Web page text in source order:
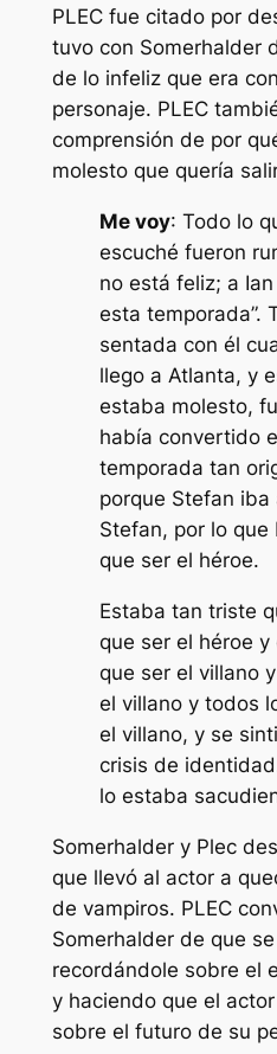
PLEC fue citado por
tuvo con Somerhalder
de lo infeliz que era
personaje. PLEC
comprensión de por
molesto que quería
Me voy: Todo lo
escuché fueron
no está feliz; a
esta temporada”.
sentada con él
llego a Atlanta, y
estaba molesto,
había convertido
temporada tan
porque Stefan iba
Stefan, por lo que
que ser el héroe.
Estaba tan triste
que ser el héroe
que ser el villano
el villano y todos
el villano, y se
crisis de
lo estaba
Somerhalder y Plec
que llevó al actor a
de vampiros. PLEC
Somerhalder de que
recordándole sobre el
y haciendo que el
sobre el futuro de su